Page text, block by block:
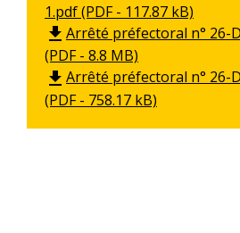
1.pdf (PDF - 117.87 kB)
file_download Arrêté préfectoral n° 26-
(PDF - 8.8 MB)
file_download Arrêté préfectoral n° 26-
(PDF - 758.17 kB)